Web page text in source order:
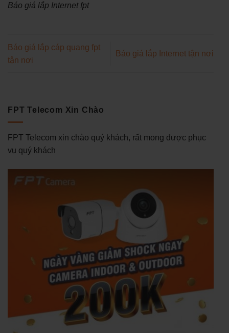
Báo giá lắp Internet fpt
Báo giá lắp cáp quang fpt
tận nơi
Báo giá lắp Internet tận nơi
FPT Telecom Xin Chào
FPT Telecom xin chào quý khách, rất mong được phục
vụ quý khách